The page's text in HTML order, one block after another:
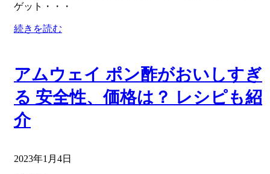
ゲット・・・
続きを読む
アムウェイ ポン酢がおいしすぎ
る 安全性、価格は？ レシピも紹
介
2023年1月4日